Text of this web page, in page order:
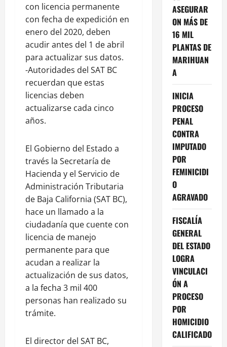
con licencia permanente
con fecha de expedición en
enero del 2020, deben
acudir antes del 1 de abril
para actualizar sus datos.
-Autoridades del SAT BC
recuerdan que estas
licencias deben
actualizarse cada cinco
años.
El Gobierno del Estado a
través la Secretaría de
Hacienda y el Servicio de
Administración Tributaria
de Baja California (SAT BC),
hace un llamado a la
ciudadanía que cuente con
licencia de manejo
permanente para que
acudan a realizar la
actualización de sus datos,
a la fecha 3 mil 400
personas han realizado su
trámite.
El director del SAT BC,
ASEGURAR
ON MÁS DE
16 MIL
PLANTAS DE
MARIHUAN
A
INICIA
PROCESO
PENAL
CONTRA
IMPUTADO
POR
FEMINICIDI
O
AGRAVADO
FISCALÍA
GENERAL
DEL ESTADO
LOGRA
VINCULACI
ÓN A
PROCESO
POR
HOMICIDIO
CALIFICADO